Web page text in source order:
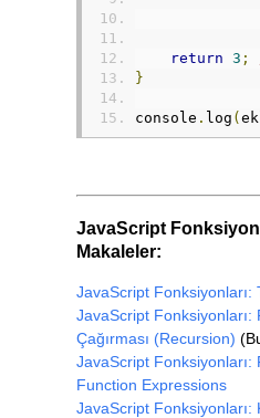
return 3 ;
}
console . log (
JavaScript
Makaleler:
JavaScript Fonksiyonları:
JavaScript
Çağırması (Recursion)
JavaScript
Function Expressions
JavaScript Fonksiyonları: